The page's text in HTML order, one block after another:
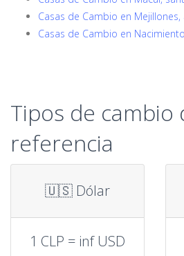
Casas de Cambio en
Casas de Cambio en
Tipos de cambio
referencia
🇺🇸 Dólar
1 CLP = inf USD